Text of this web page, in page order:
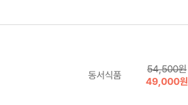
동서식품
54,500원
49,000원